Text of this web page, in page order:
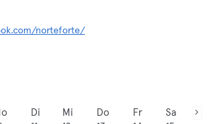
norteforte/
Di
Mi
Do
Fr
Sa